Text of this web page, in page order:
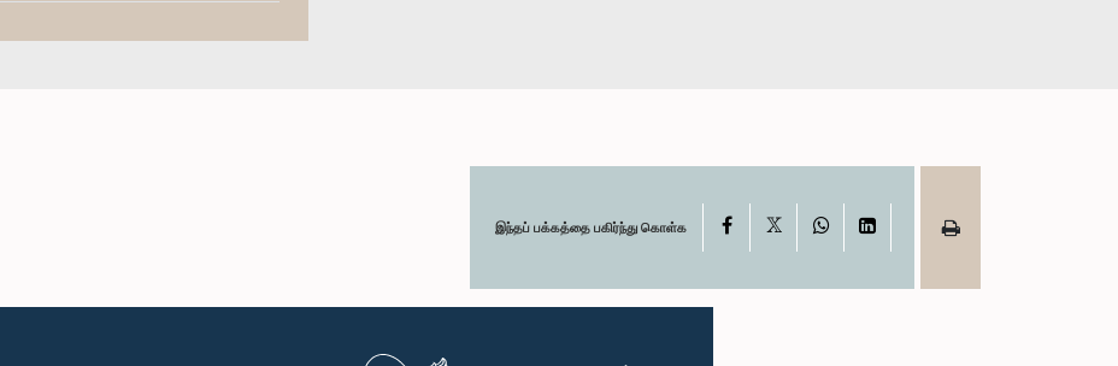
இந்தப் பக்கத்தை பகிர்ந்து கொள்க Facebook WhatsAppLinkedIn